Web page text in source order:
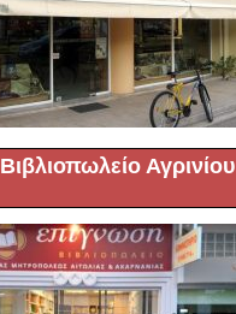
Βιβλιοπωλείο Αγρινίου